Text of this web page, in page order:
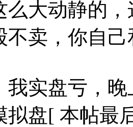
么大动静的
不卖，你自
我实盘亏，
拟盘[ 本帖最